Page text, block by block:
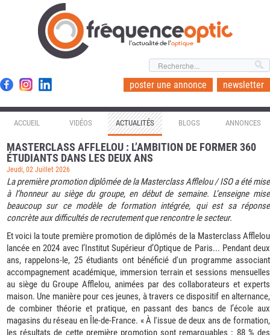
l'actualité de l'optique
poster une annonce newsletter
ACCUEIL VIDÉOS ACTUALITÉS BLOGS ANNONCES
MASTERCLASS AFFLELOU : L’AMBITION DE FORMER 360
ÉTUDIANTS DANS LES DEUX ANS
Jeudi, 02 Juillet 2026
La première promotion diplômée de la Masterclass Afflelou / ISO a été mise
à l’honneur au siège du groupe, en début de semaine. L’enseigne mise
beaucoup sur ce modèle de formation intégrée, qui est sa réponse
concrète aux difficultés de recrutement que rencontre le secteur.
Et voici la toute première promotion de diplômés de la Masterclass Afflelou
lancée en 2024 avec l’Institut Supérieur d’Optique de Paris... Pendant deux
ans, rappelons-le, 25 étudiants ont bénéficié d'un programme associant
accompagnement académique, immersion terrain et sessions mensuelles
au siège du Groupe Afflelou, animées par des collaborateurs et experts
maison. Une manière pour ces jeunes, à travers ce dispositif en alternance,
de combiner théorie et pratique, en passant des bancs de l’école aux
magasins du réseau en Île-de-France. « À l'issue de deux ans de formation,
les résultats de cette première promotion sont remarquables : 88 % des